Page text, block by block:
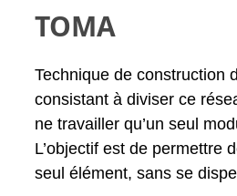
TOMA
Technique de construction
consistant à diviser ce
ne travailler qu’un seul
L’objectif est de permettre
seul élément, sans se